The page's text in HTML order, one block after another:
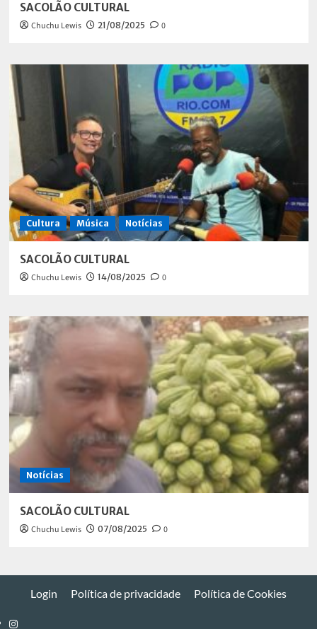
SACOLÃO CULTURAL
Chuchu Lewis 21/08/2025 0
Cultura Música Notícias
SACOLÃO CULTURAL
Chuchu Lewis 14/08/2025 0
Notícias
SACOLÃO CULTURAL
Chuchu Lewis 07/08/2025 0
Login Política de privacidade Política de Cookies
Instagram